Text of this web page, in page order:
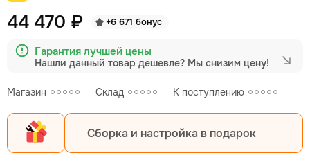
Магазин Склад К поступлению
44 470 ₽ +6 671 бонус
Гарантия лучшей цены
Нашли данный товар дешевле? Мы снизим цену!
Сборка и настройка в подарок